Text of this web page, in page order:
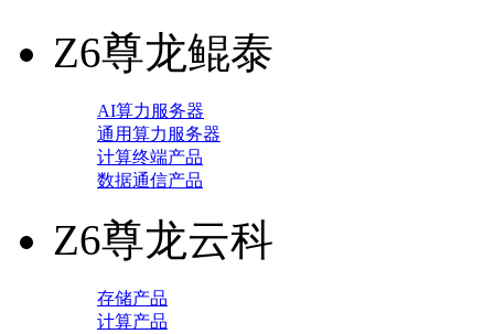
Z6尊龙鲲泰
AI算力服务器
通用算力服务器
计算终端产品
数据通信产品
Z6尊龙云科
存储产品
计算产品